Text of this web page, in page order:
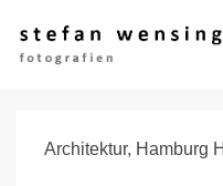
Architektur, Hamburg